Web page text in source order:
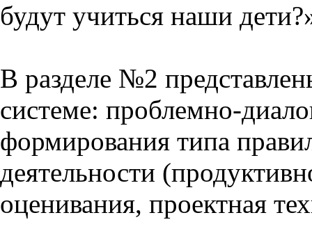
будут учиться наши
В разделе №2
системе: проблемно-
формирования типа
деятельности
оценивания, проектная